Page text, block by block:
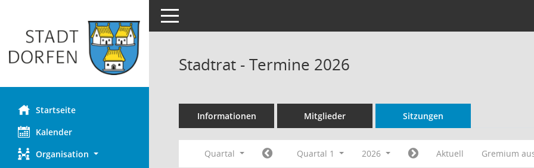
Startseite
Kalender
Organisation
Toggle navigation
Stadtrat - Termine 2026
Informationen Mitglieder Sitzungen
Quartal Quartal 1 2026 Aktuell Gremium